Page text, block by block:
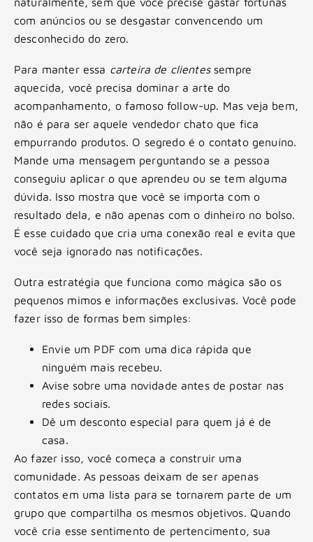
com anúncios ou se desgastar convencendo um
desconhecido do zero.
Para manter essa carteira de clientessempre
aquecida, você precisa dominar a arte do
acompanhamento, o famoso follow-up. Mas veja bem,
não é para ser aquele vendedor chato que fica
empurrando produtos. O segredo é o contato genuíno.
Mande uma mensagem perguntando se a pessoa
conseguiu aplicar o que aprendeu ou se tem alguma
dúvida. Isso mostra que você se importa com o
resultado dela, e não apenas com o dinheiro no bolso.
É esse cuidado que cria uma conexão real e evita que
você seja ignorado nas notificações.
Outra estratégia que funciona como mágica são os
pequenos mimos e informações exclusivas. Você pode
fazer isso de formas bem simples:
Envie um PDF com uma dica rápida que
ninguém mais recebeu.
Avise sobre uma novidade antes de postar nas
redes sociais.
Dê um desconto especial para quem já é de
casa.
Ao fazer isso, você começa a construir uma
comunidade. As pessoas deixam de ser apenas
contatos em uma lista para se tornarem parte de um
grupo que compartilha os mesmos objetivos. Quando
você cria esse sentimento de pertencimento, sua